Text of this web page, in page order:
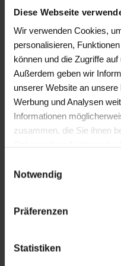
Diese Webseite
Wir verwenden Cookies,
personalisieren,
können und die Zugriffe
Außerdem geben wir
unserer Website an
Werbung und Analysen
Informationen
zusammen, die Sie ihnen
Notwendig
Präferenzen
Statistiken
Spezifikationen
Liter 2,5L, 5L,
Farbe
Hellgrau,
RAL 7038
RAL 7044
2, RAL
Basis